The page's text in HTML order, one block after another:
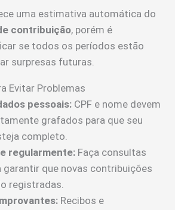
uma estimativa automática do
contribuição, porém é
se todos os períodos estão
surpresas futuras.
Evitar Problemas
pessoais: CPF e nome devem
grafados para que seu
completo.
regularmente: Faça consultas
garantir que novas contribuições
registradas.
Recibos e